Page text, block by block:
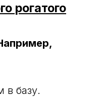
рогатого
в базу.